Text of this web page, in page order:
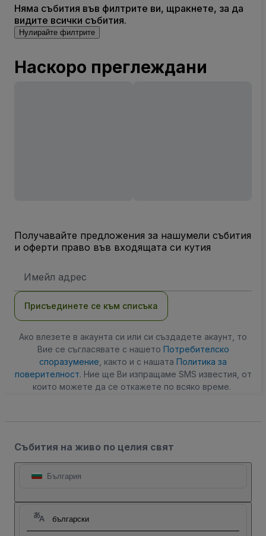
Няма събития във филтрите ви, щракнете, за да
видите всички събития.
Нулирайте филтрите
Наскоро преглеждани
Получавайте предложения за нашумели събития
и оферти право във входящата си кутия
адрес
Присъединете се към списъка
Ако влезете в акаунта си или си създадете акаунт, то
Вие се съгласявате с нашето Потребителско
споразумение , както и с нашата Политика за
поверителност. Ние ще Ви изпращаме SMS известия, от
които можете да се откажете по всяко време.
Събития на живо по целия свят
България
български